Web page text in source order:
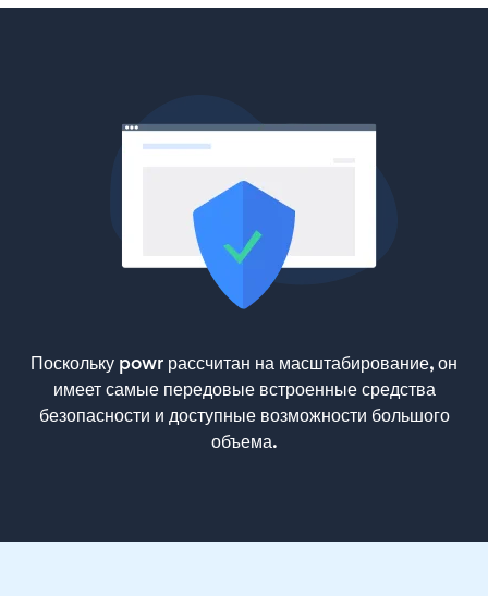
Поскольку powr рассчитан на масштабирование, он
имеет самые передовые встроенные средства
безопасности и доступные возможности большого
объема.